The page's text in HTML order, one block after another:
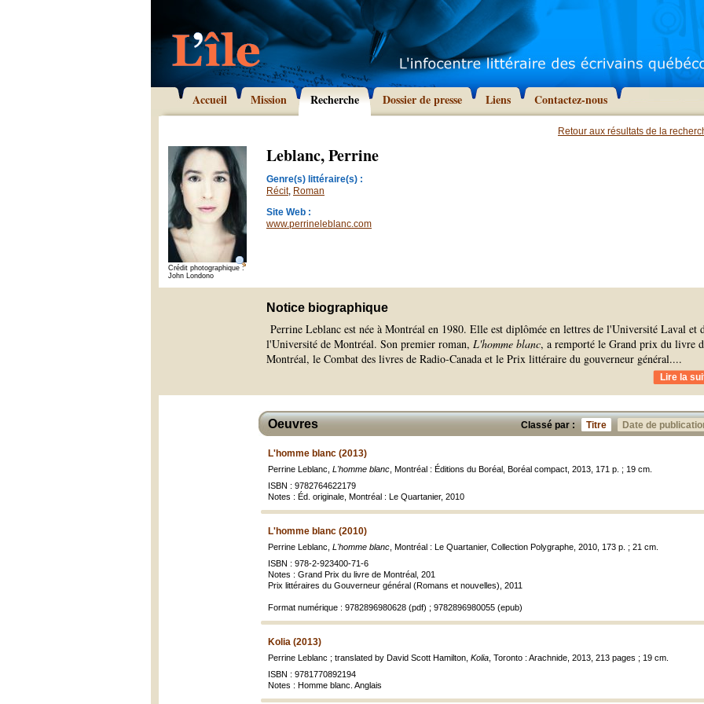
Accueil Mission Recherche Dossier de presse Liens Contactez-nous
Retour aux résultats de la
Crédit photographique :
John Londono
Leblanc, Perrine
Genre(s) littéraire(s) :
Récit, Roman
Site Web :
www.perrineleblanc.com
Notice biographique
Perrine Leblanc est née à Montréal en 1980. Elle est diplômée en lettres de l'Université Laval et
l'Université de Montréal. Son premier roman, L'homme blanc, a remporté le Grand prix du livre
Montréal, le Combat des livres de Radio-Canada et le Prix littéraire du gouverneur général....
Lire la
Classé par : Titre Date de
Oeuvres
L'homme blanc (2013)
Perrine Leblanc, L'homme blanc , Montréal : Éditions du Boréal, Boréal compact, 2013, 171 p. ; 19 cm.
ISBN : 9782764622179
Notes : Éd. originale, Montréal : Le Quartanier, 2010
L'homme blanc (2010)
Perrine Leblanc, L'homme blanc , Montréal : Le Quartanier, Collection Polygraphe, 2010, 173 p. ; 21 cm.
ISBN : 978-2-923400-71-6
Notes : Grand Prix du livre de Montréal, 201
Prix littéraires du Gouverneur général (Romans et nouvelles), 2011
Format numérique : 9782896980628 (pdf) ; 9782896980055 (epub)
Kolia (2013)
Perrine Leblanc ; translated by David Scott Hamilton, Kolia , Toronto : Arachnide, 2013, 213 pages ; 19 cm.
ISBN : 9781770892194
Notes : Homme blanc. Anglais